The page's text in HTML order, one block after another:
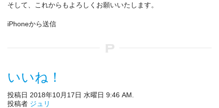
そして、これからもよろしくお願いいたします。
iPhoneから送信
いいね！
投稿日 2018年10月17日 水曜日 9:46 AM.
投稿者 ジュリ